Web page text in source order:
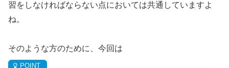
習をしなければならない点においては共通していますよ
ね。
そのような方のために、今回は